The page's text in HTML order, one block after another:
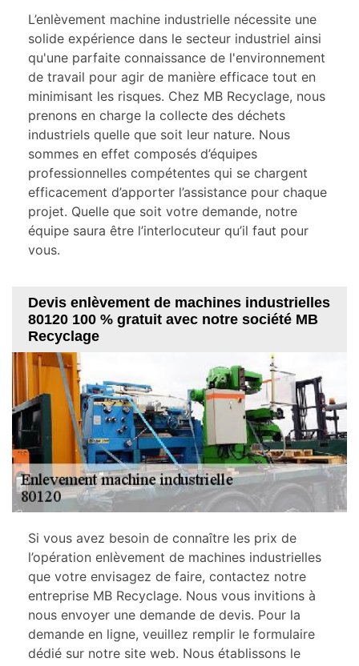
L’enlèvement machine industrielle nécessite une
solide expérience dans le secteur industriel ainsi
qu'une parfaite connaissance de l'environnement
de travail pour agir de manière efficace tout en
minimisant les risques. Chez MB Recyclage, nous
prenons en charge la collecte des déchets
industriels quelle que soit leur nature. Nous
sommes en effet composés d’équipes
professionnelles compétentes qui se chargent
efficacement d’apporter l’assistance pour chaque
projet. Quelle que soit votre demande, notre
équipe saura être l’interlocuteur qu’il faut pour
vous.
Devis enlèvement de machines industrielles
80120 100 % gratuit avec notre société MB
Recyclage
Si vous avez besoin de connaître les prix de
l’opération enlèvement de machines industrielles
que votre envisagez de faire, contactez notre
entreprise MB Recyclage. Nous vous invitions à
nous envoyer une demande de devis. Pour la
demande en ligne, veuillez remplir le formulaire
dédié sur notre site web. Nous établissons le